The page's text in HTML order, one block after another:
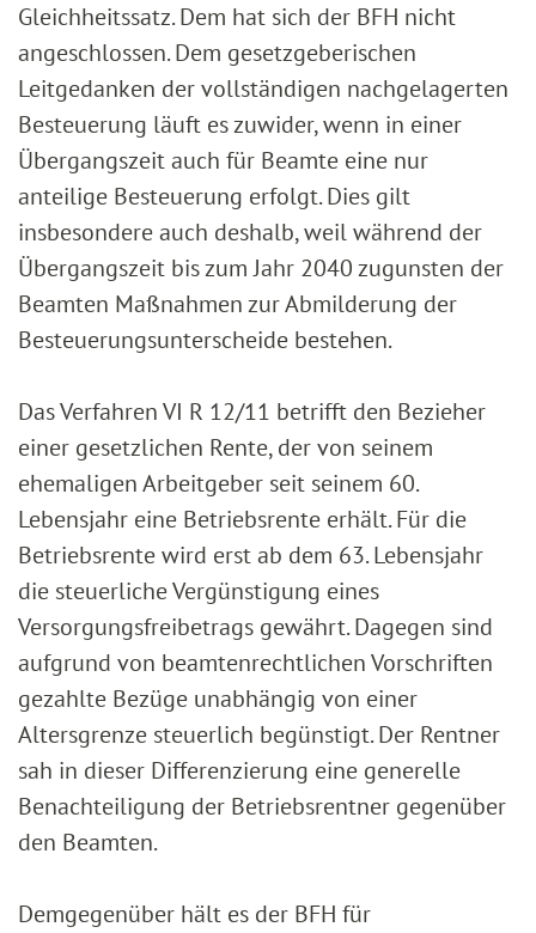
Gleichheitssatz. Dem hat sich der BFH nicht
angeschlossen. Dem gesetzgeberischen
Leitgedanken der vollständigen nachgelagerten
Besteuerung läuft es zuwider, wenn in einer
Übergangszeit auch für Beamte eine nur
anteilige Besteuerung erfolgt. Dies gilt
insbesondere auch deshalb, weil während der
Übergangszeit bis zum Jahr 2040 zugunsten der
Beamten Maßnahmen zur Abmilderung der
Besteuerungsunterscheide bestehen.
Das Verfahren VI R 12/11 betrifft den Bezieher
einer gesetzlichen Rente, der von seinem
ehemaligen Arbeitgeber seit seinem 60.
Lebensjahr eine Betriebsrente erhält. Für die
Betriebsrente wird erst ab dem 63. Lebensjahr
die steuerliche Vergünstigung eines
Versorgungsfreibetrags gewährt. Dagegen sind
aufgrund von beamtenrechtlichen Vorschriften
gezahlte Bezüge unabhängig von einer
Altersgrenze steuerlich begünstigt. Der Rentner
sah in dieser Differenzierung eine generelle
Benachteiligung der Betriebsrentner gegenüber
den Beamten.
Demgegenüber hält es der BFH für